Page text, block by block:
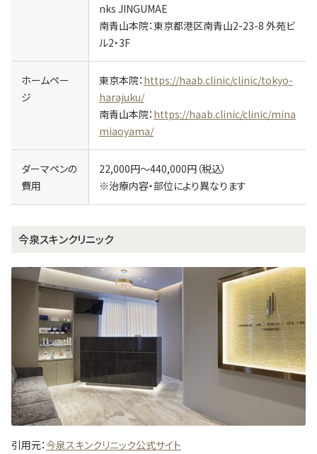
nks JINGUMAE
南青山本院：東京都港区南青山2-23-8 外苑ビ
ル2・3F
ホームペー
ジ
東京本院： https://haab.clinic/clinic/tokyo-
harajuku/
南青山本院： https://haab.clinic/clinic/mina
miaoyama/
ダーマペンの
費用
22,000円～440,000円（税込）
※治療内容・部位により異なります
今泉スキンクリニック
引用元： 今泉スキンクリニック公式サイト